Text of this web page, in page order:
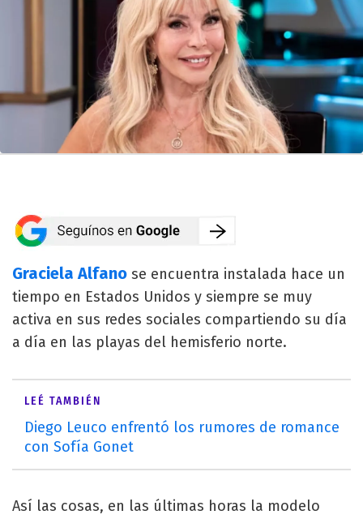
Graciela Alfano se encuentra instalada hace un
tiempo en Estados Unidos y siempre se muy
activa en sus redes sociales compartiendo su día
a día en las playas del hemisferio norte.
LEÉ TAMBIÉN
Diego Leuco enfrentó los rumores de romance
con Sofía Gonet
Así las cosas, en las últimas horas la modelo